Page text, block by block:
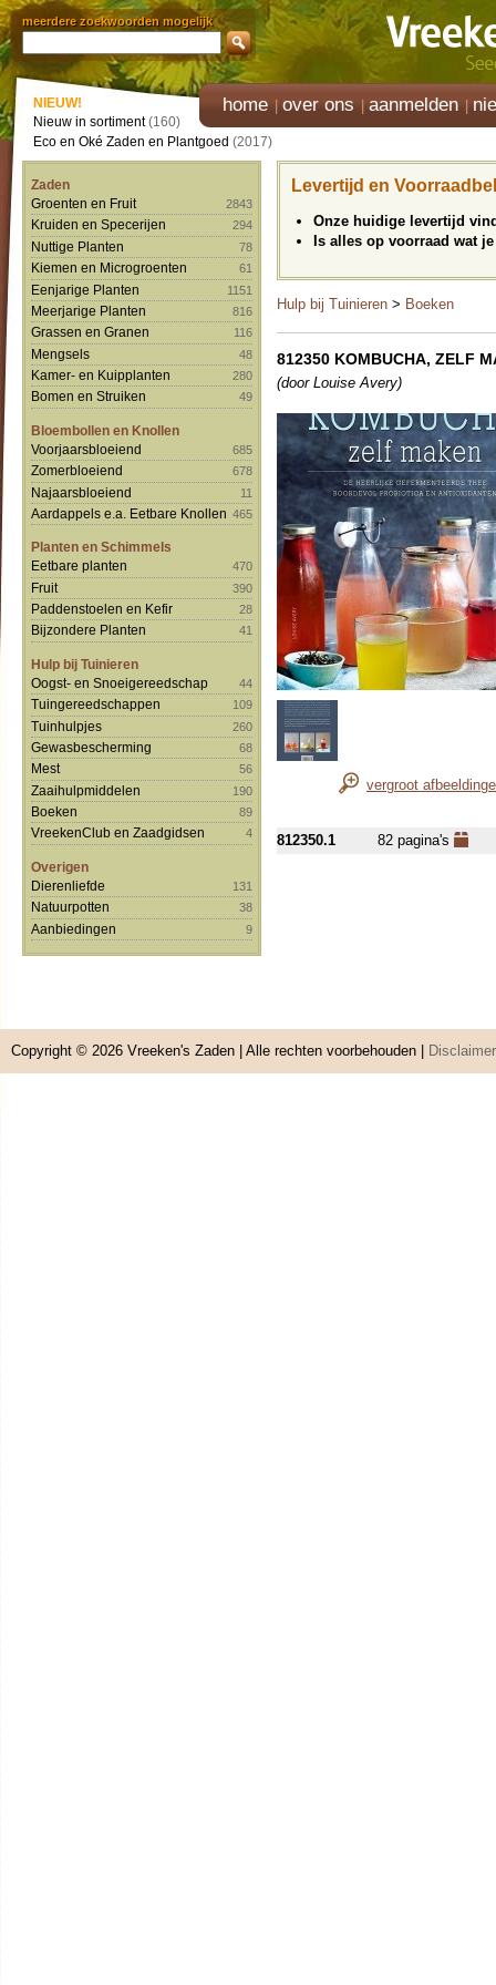
meerdere zoekwoorden mogelijk
home over ons aanmelden
NIEUW!
Nieuw in sortiment(160)
Eco en Oké Zaden en Plantgoed (2017)
Zaden
Groenten en Fruit
2843
Kruiden en Specerijen 294
Nuttige Planten 78
Kiemen en Microgroenten 61
Eenjarige Planten 1151
Meerjarige Planten 816
Grassen en Granen 116
Mengsels 48
Kamer- en Kuipplanten 280
Bomen en Struiken 49
Bloembollen en Knollen
Voorjaarsbloeiend
685
Zomerbloeiend 678
Najaarsbloeiend 11
Aardappels e.a. Eetbare Knollen 465
Planten en Schimmels
Eetbare planten
470
Fruit 390
Paddenstoelen en Kefir 28
Bijzondere Planten 41
Hulp bij Tuinieren
Oogst- en Snoeigereedschap
44
Tuingereedschappen 109
Tuinhulpjes 260
Gewasbescherming 68
Mest 56
Zaaihulpmiddelen 190
Boeken 89
VreekenClub en Zaadgidsen 4
Overigen
Dierenliefde
131
Natuurpotten 38
Aanbiedingen 9
Levertijd en
Onze huidige levertijd
Is alles op voorraad wat
Hulp bij Tuinieren > Boeken
812350 KOMBUCHA, ZELF
(door Louise Avery)
vergroot
812350.1 82 pagina's
Copyright © 2026 Vreeken's Zaden | Alle rechten voorbehouden | Disclaimer